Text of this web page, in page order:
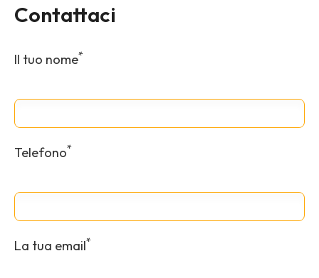
Contattaci
Il tuo nome*
Telefono*
La tua email*